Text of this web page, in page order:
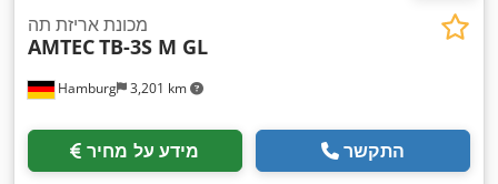
Hamburg 3,201 km
מכונת אריזת תה
AMTECTB-3S M GL
מידע על מחיר התקשר